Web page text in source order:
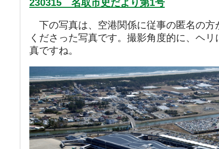
230315 名取市史だより第1号
下の写真は、空港関係に従事の匿名の方
くださった写真です。撮影角度的に、ヘ
真ですね。